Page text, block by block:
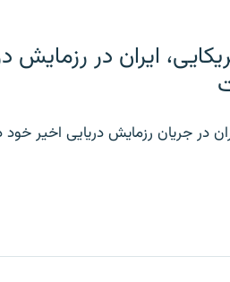
ایران در
در جریان رزمایش دریایی اخیر